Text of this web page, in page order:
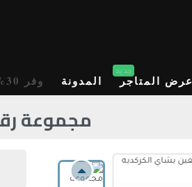
عرض المتاجر
جديد
المدونة وفر 30%
مجموعة رقع